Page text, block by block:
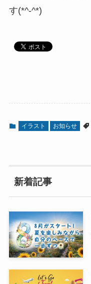
す(*^-^*)
イラスト お知らせ
新着記事